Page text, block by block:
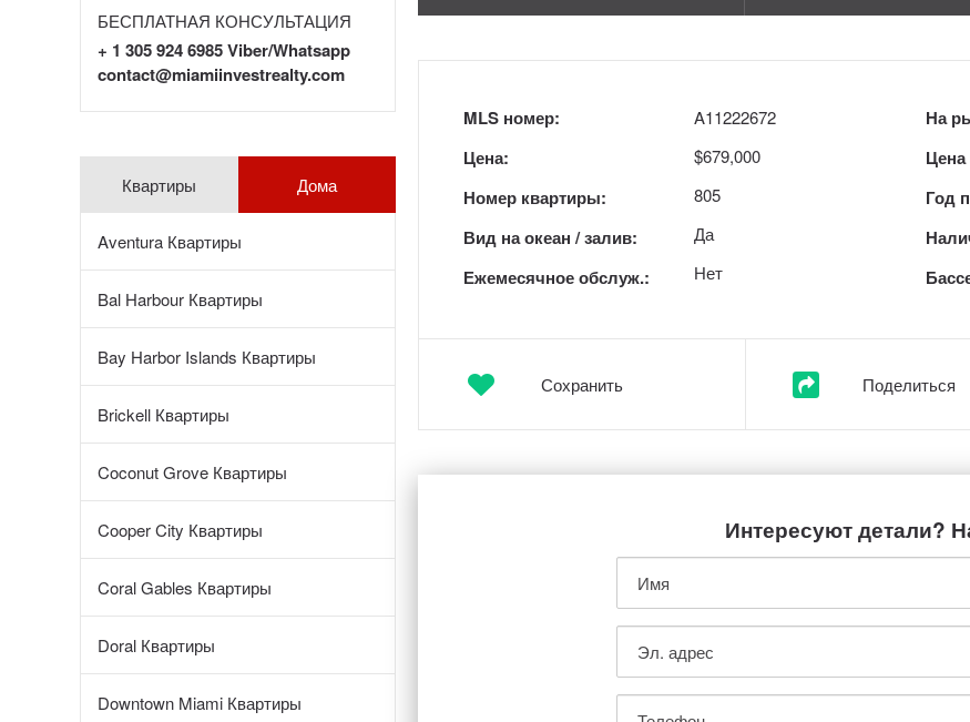
БЕСПЛАТНАЯ КОНСУЛЬТАЦИЯ
+ 1 305 924 6985 Viber/Whatsapp
contact@miamiinvestrealty.com
Квартиры
Aventura Квартиры
Bal Harbour Квартиры
Bay Harbor Islands Квартиры
Brickell Квартиры
Coconut Grove Квартиры
Cooper City Квартиры
Coral Gables Квартиры
Doral Квартиры
Downtown Miami Квартиры
Дома
MLS номер:
Цена:
Номер квартиры:
Вид на океан / залив:
Ежемесячное обслуж.:
A11222672
$679,000
805
Да
Нет
На
Цена
Год
Сохранить Поделиться
Интересуют детали?